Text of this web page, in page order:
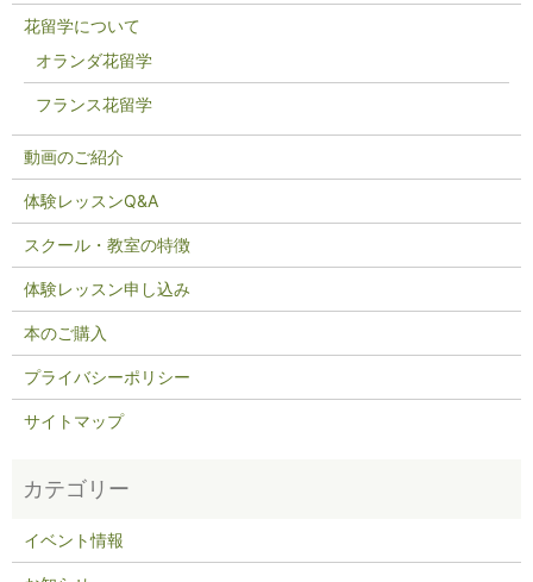
花留学について
オランダ花留学
フランス花留学
動画のご紹介
体験レッスンQ&A
スクール・教室の特徴
体験レッスン申し込み
本のご購入
プライバシーポリシー
サイトマップ
イベント情報